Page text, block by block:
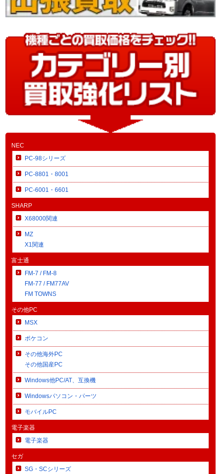
NEC
PC-98シリーズ
PC-8801・8001
PC-6001・6601
SHARP
X68000関連
MZ
X1関連
富士通
FM-7 / FM-8
FM-77 / FM77AV
FM TOWNS
その他PC
MSX
ポケコン
その他海外PC
その他国産PC
Windows他PC/AT、互換機
Windowsパソコン・パーツ
モバイルPC
電子楽器
電子楽器
セガ
SG・SCシリーズ